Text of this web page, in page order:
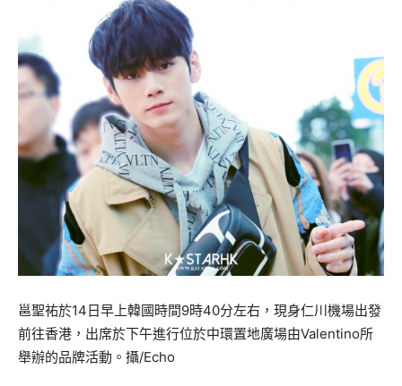
邕聖祐於14日早上韓國時間9時40分左右，現身仁川機場出發
前往香港，出席於下午進行位於中環置地廣場由Valentino所
舉辦的品牌活動。攝/Echo